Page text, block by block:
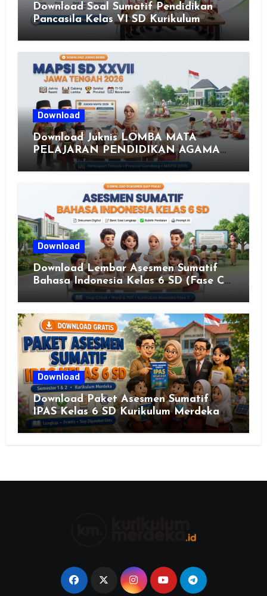
Download Soal Sumatif Pendidikan
Pancasila Kelas VI SD Kurikulum
Merdeka, Solusi Praktis Guru
Menyusun Asesmen Berkualitas
Download
Download Juknis LOMBA MATA
PELAJARAN PENDIDIKAN AGAMA
ISLAM DAN SENI ISLAMI (MAPSI)
SEKOLAH DASAR XXVII PROVINSI
JAWA TENGAH TAHUN 2026
Download
Download Lembar Asesmen Sumatif
Bahasa Indonesia Kelas 6 SD (Fase C)
– Bank Soal & Rubrik Penilaian
Download
Download Paket Asesmen Sumatif
IPAS Kelas 6 SD Kurikulum Merdeka
Lengkap Semester 1 & 2